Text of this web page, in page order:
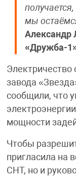
мы
Александр
«Дружба-
завода
сообщили, что
мощности
Чтобы
пригласила на
СНТ, но и